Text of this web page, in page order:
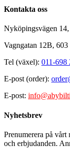
Kontakta oss
Nyköpingsvägen
Vagngatan 12B,
Tel (växel): 011-698
E-post (order):
E-post:
Nyhetsbrev
Prenumerera på
och erbjudanden.